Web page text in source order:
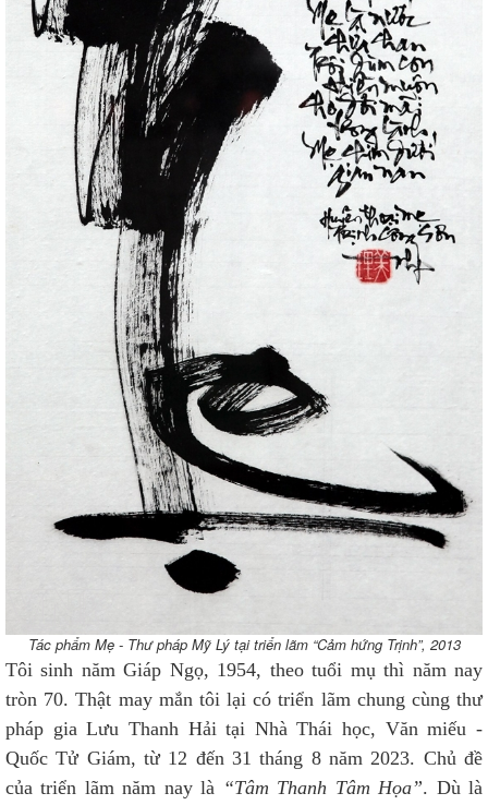
Tác phẩm Mẹ - Thư pháp Mỹ Lý tại triển lãm “Cảm hứng Trịnh”, 2013
Tôi sinh năm Giáp Ngọ, 1954, theo tuổi mụ thì năm nay
tròn 70. Thật may mắn tôi lại có triển lãm chung cùng thư
pháp gia Lưu Thanh Hải tại Nhà Thái học, Văn miếu -
Quốc Tử Giám, từ 12 đến 31 tháng 8 năm 2023. Chủ đề
của triển lãm năm nay là “Tâm Thanh Tâm Họa”. Dù là